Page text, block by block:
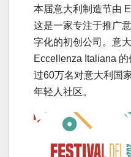
本届意大利制造节由
这是一家专注于推广
字化的初创公司。意
Eccellenza Italiana
过60万名对意大利国
年轻人社区。